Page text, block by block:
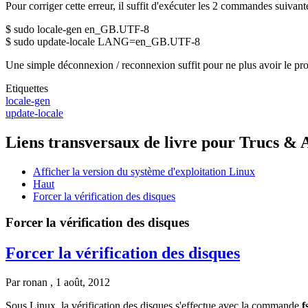
Pour corriger cette erreur, il suffit d'exécuter les 2 commandes
$ sudo locale-gen en_GB.UTF-8
$ sudo update-locale LANG=en_GB.UTF-8
Une simple déconnexion / reconnexion suffit pour ne plus avoir le
Etiquettes
locale-gen
update-locale
Liens transversaux de livre pour Trucs &
Afficher la version du système d'exploitation Linux
Haut
Forcer la vérification des disques
Forcer la vérification des disques
Forcer la vérification des disques
Parronan , 1 août, 2012
Sous Linux, la vérification des disques s'effectue avec la commande